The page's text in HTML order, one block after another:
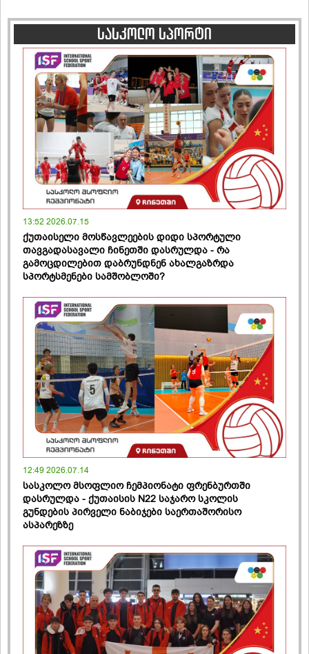
სასკოლო სპორტი
13:52 2026.07.15
ქუთაისელი მოსწავლეების დიდი სპორტული
თავგადასავალი ჩინეთში დასრულდა - რა
გამოცდილებით დაბრუნდნენ ახალგაზრდა
სპორტსმენები სამშობლოში?
12:49 2026.07.14
სასკოლო მსოფლიო ჩემპიონატი ფრენბურთში
დასრულდა - ქუთაისის N22 საჯარო სკოლის
გუნდების პირველი ნაბიჯები საერთაშორისო
ასპარეზზე